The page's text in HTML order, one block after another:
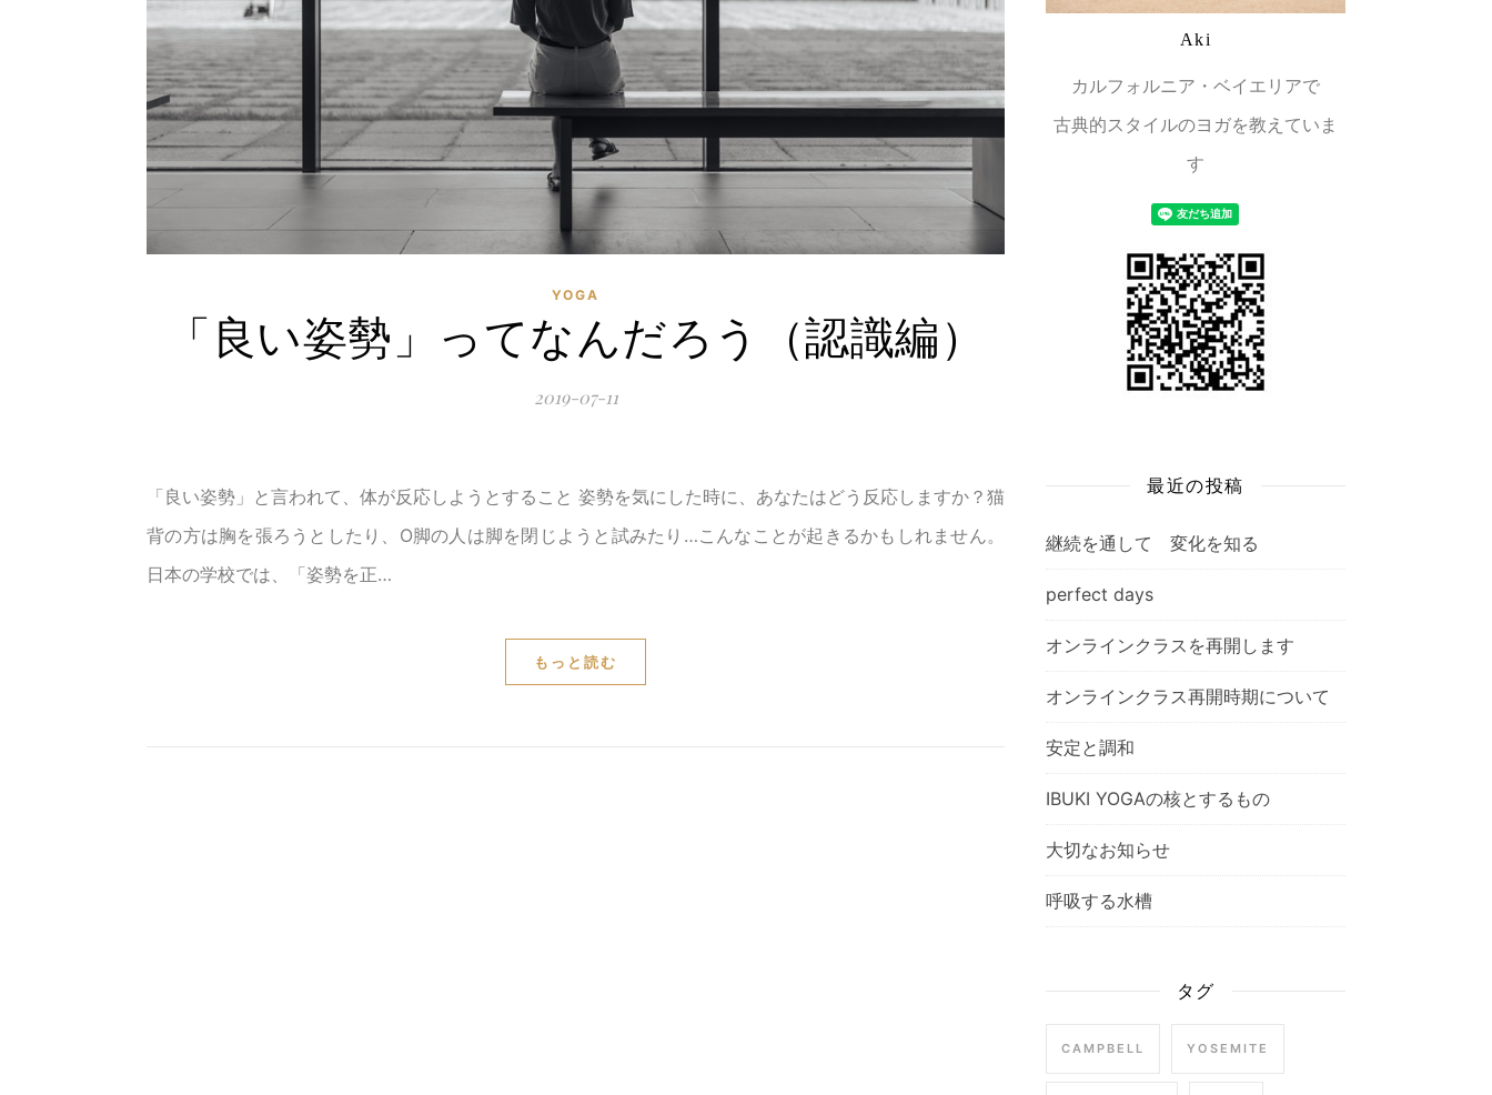
YOGA
「良い姿勢」ってなんだろう（認識編）
2019-07-11
「良い姿勢」と言われて、体が反応しようとすること 姿勢を気にした時に、あなたはどう反応しますか？猫
背の方は胸を張ろうとしたり、O脚の人は脚を閉じようと試みたり…こんなことが起きるかもしれません。
日本の学校では、「姿勢を正…
もっと読む
Aki
カルフォルニア・ベイエリアで
古典的スタイルのヨガを教えていま
す
最近の投稿
継続を通して 変化を知る
perfect days
オンラインクラスを再開します
オンラインクラス再開時期について
安定と調和
IBUKI YOGAの核とするもの
大切なお知らせ
呼吸する水槽
タグ
CAMPBELL YOSEMITE